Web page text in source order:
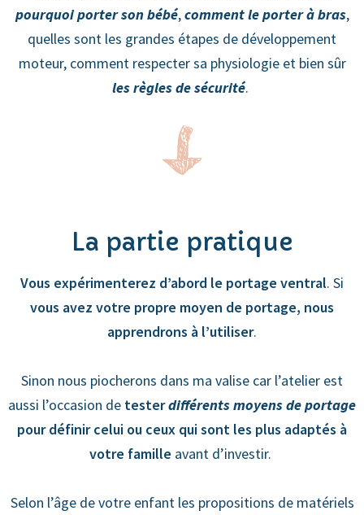
pourquoi porter son bébé,comment le porter à bras,
quelles sont les grandes étapes de développement
moteur, comment respecter sa physiologie et bien sûr
les règles de sécurité.
La partie pratique
Vous expérimenterez d’abord le portage ventral. Si
vous avez votre propre moyen de portage, nous
apprendrons à l’utiliser.
Sinon nous piocherons dans ma valise car l’atelier est
aussi l’occasion de testerdifférents moyens de portage
pour définir celui ou ceux qui sont les plus adaptés à
votre famille avant d’investir.
Selon l’âge de votre enfant les propositions de matériels